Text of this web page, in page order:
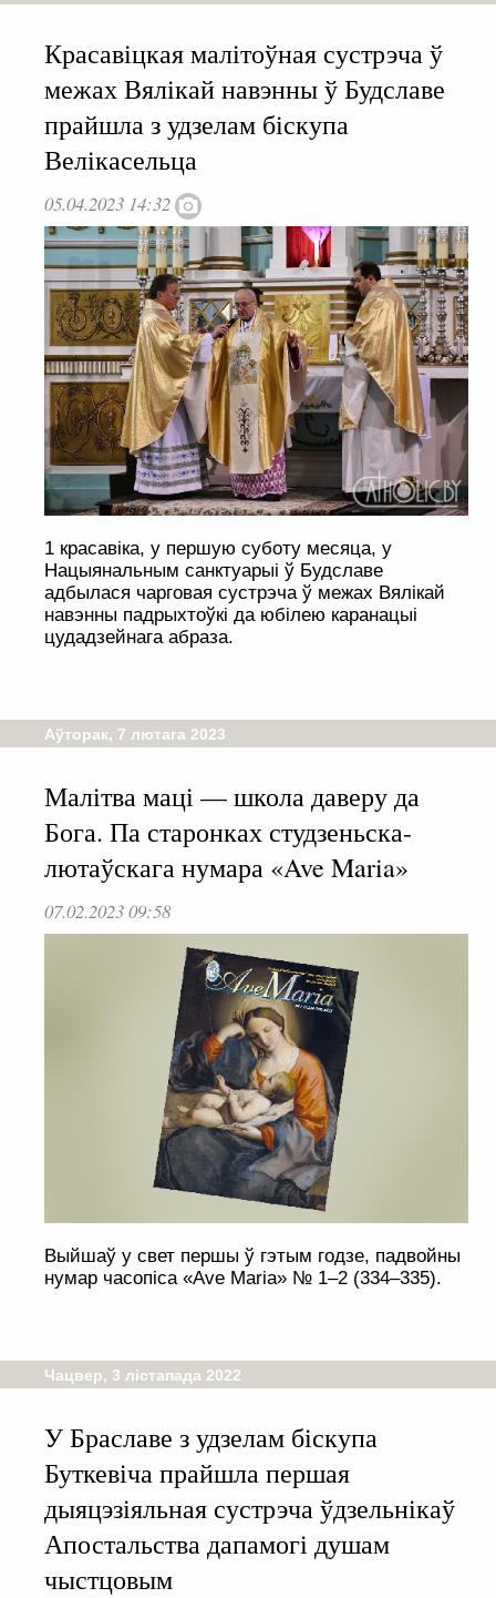
Красавіцкая малітоўная сустрэча ў
межах Вялікай навэнны ў Будславе
прайшла з удзелам біскупа
Велікасельца
05.04.2023 14:32
1 красавіка, у першую суботу месяца, у
Нацыянальным санктуарыі ў Будславе
адбылася чарговая сустрэча ў межах Вялікай
навэнны падрыхтоўкі да юбілею каранацыі
цудадзейнага абраза.
Аўторак, 7 лютага 2023
Малітва маці — школа даверу да
Бога. Па старонках студзеньска-
лютаўскага нумара «Ave Maria»
07.02.2023 09:58
Выйшаў у свет першы ў гэтым годзе, падвойны
нумар часопіса «Ave Maria» № 1–2 (334–335).
Чацвер, 3 лістапада 2022
У Браславе з удзелам біскупа
Буткевіча прайшла першая
дыяцэзіяльная сустрэча ўдзельнікаў
Апостальства дапамогі душам
чыстцовым